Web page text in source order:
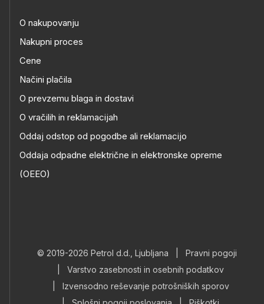
O nakupovanju
Nakupni proces
Cene
Načini plačila
O prevzemu blaga in dostavi
O vračilih in reklamacijah
Oddaj odstop od pogodbe ali reklamacijo
Oddaja odpadne električne in elektronske opreme
(OEEO)
© 2019-2026 Petrol d.d., Ljubljana
Pravni pogoji
Varstvo zasebnosti in osebnih podatkov
Izvensodno reševanje potrošniških sporov